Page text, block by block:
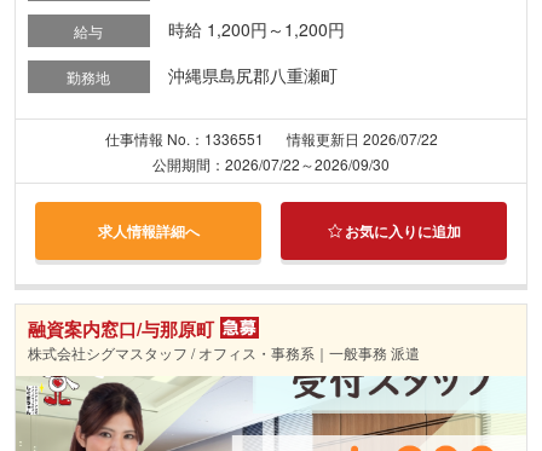
給与 時給 1,200円～1,200円
勤務地 沖縄県島尻郡八重瀬町
仕事情報 No.：1336551
情報更新日 2026/07/22
公開期間：2026/07/22～2026/09/30
求人情報詳細へ お気に入りに追加
融資案内窓口/与那原町
株式会社シグマスタッフ / オフィス・事務系｜一般事務 派遣